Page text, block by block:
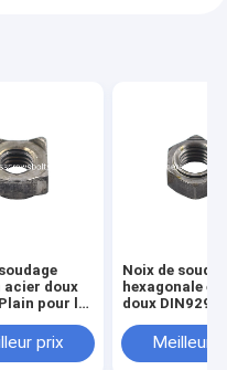
acier doux
pour la
prix
Noix de
hexagonale
doux DIN929
automobile
Meilleur